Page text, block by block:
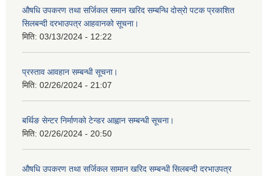
औषधि उपकरण तथा सर्जिकल समान खरिद सम्बन्धि दोस्रो पटक प्रकाशित
सिलबन्दी दरभाउपत्र आहवानको सूचना।
मिति: 03/13/2024 - 12:22
प्रस्ताव आवहान सम्बन्धी सूचना।
मिति: 02/26/2024 - 21:07
बर्थिङ सेन्टर निर्माणको टेन्डर आह्वान सम्बन्धी सूचना।
मिति: 02/26/2024 - 20:50
औषधि उपकरण तथा सर्जिकल सामान खरिद सम्बन्धी सिलबन्दी दरभाउपत्र